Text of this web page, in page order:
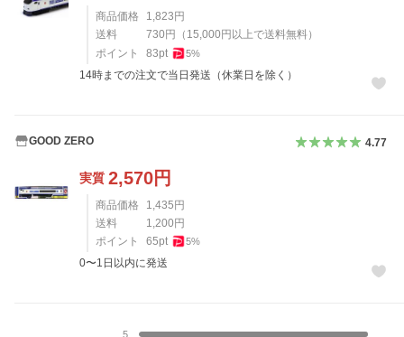
商品価格 1,823円
送料
730円 （ 15,000円以上で送料無料）
ポイント
83pt 5%
14時までの注文で当日発送（休業日を除く）
GOOD ZERO 4.77
実質 2,570円
商品価格 1,435円
送料
1,200円
ポイント
65pt 5%
0〜1日以内に発送
5